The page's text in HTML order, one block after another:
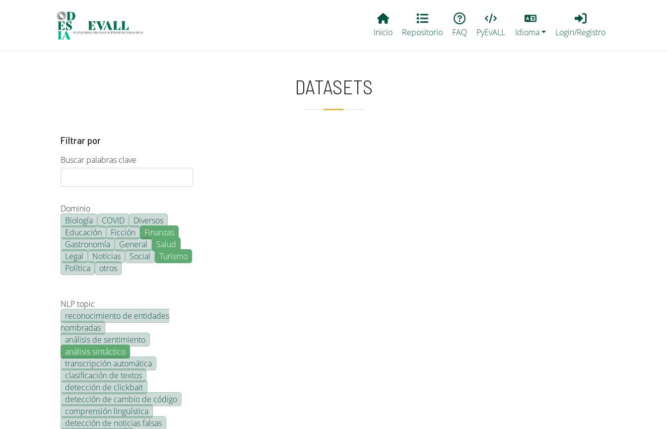
Main EvALL
Inicio Repositorio FAQ PyEvALL
Lang
Idioma
Login_Registro
Login/Registro
DATASETS
Filtrar por
Buscar palabras clave
Dominio
Biología
COVID
Diversos
Educación
Ficción
Finanzas
Gastronomía
General
Salud
Legal
Noticias Social
Turismo
Política
otros
NLP topic
reconocimiento de entidades
nombradas
análisis de sentimiento
análisis sintáctico
transcripción automática
clasificación de textos
detección de clickbait
detección de cambio de código
comprensión lingüística
detección de noticias falsas